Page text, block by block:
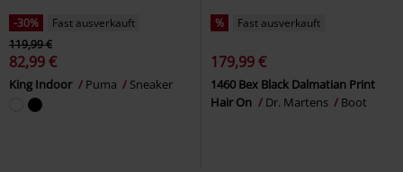
-30%
Fast ausverkauft
119,99 €
82,99 €
King Indoor Puma Sneaker
% Fast ausverkauft
179,99 €
1460 Bex Black Dalmatian Print
Hair On
Dr. Martens Boot